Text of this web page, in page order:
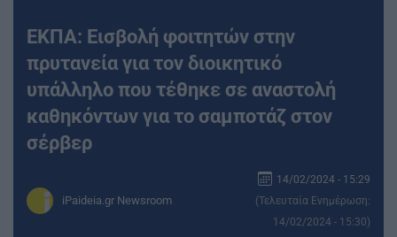
ΕΚΠΑ: Εισβολή φοιτητών στην
πρυτανεία για τον διοικητικό
υπάλληλο που τέθηκε σε αναστολή
καθηκόντων για το σαμποτάζ στον
σέρβερ
iPaideia.gr Newsroom
14/02/2024 - 15:29
(Τελευταία Ενημέρωση:
14/02/2024 - 15:30)